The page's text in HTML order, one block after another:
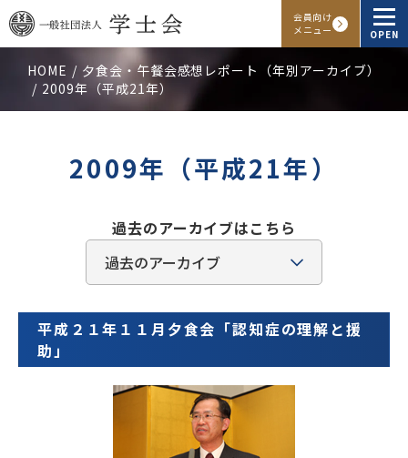
会員向け
メニュー
OPEN
学士会概要
会員向けサービス
アクセス よくある質問 お問い合わせ
学士会館
HOME
夕食会・午餐会感想レポート（年別アーカイブ）
2009年（平成21年）
2009年（平成21年）
過去のアーカイブはこちら
平成２１年１１月夕食会「認知症の理解と援
助」